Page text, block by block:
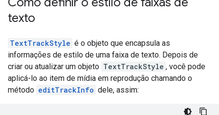
texto
TextTrackStyle é o objeto que encapsula as
informações de estilo de uma faixa de texto. Depois de
criar ou atualizar um objeto TextTrackStyle , você pode
aplicá-lo ao item de mídia em reprodução chamando o
método editTrackInfo dele, assim: